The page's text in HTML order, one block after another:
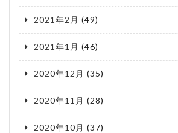
2021年2月 (49)
2021年1月 (46)
2020年12月 (35)
2020年11月 (28)
2020年10月 (37)